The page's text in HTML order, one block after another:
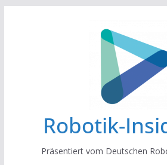
Robotik-
Präsentiert vom Deutschen